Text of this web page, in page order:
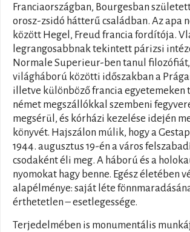
Franciaországban, Bourgesban
orosz-zsidó hátterű családban. Az apa
között Hegel, Freud francia fordítója.
legrangosabbnak tekintett párizsi
Normale Superieur-ben tanul
világháború közötti időszakban a
illetve különböző francia egyetemeken
német megszállókkal szembeni
megsérül, és kórházi kezelése idején
könyvét. Hajszálon múlik, hogy a
1944. augusztus 19-én a város
csodaként éli meg. A háború és a
nyomokat hagy benne. Egész életében
alapélménye: saját léte
érthetetlen – esetlegessége.
Terjedelmében is monumentális